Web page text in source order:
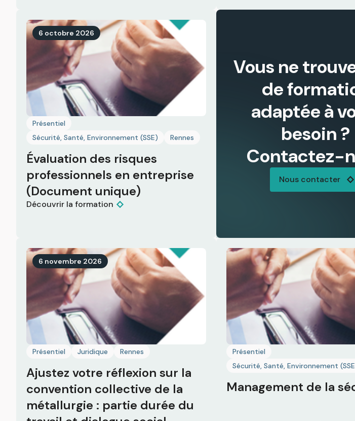
6 octobre 2026
Présentiel
Sécurité, Santé, Environnement (SSE)
Rennes
Évaluation des risques
professionnels en entreprise
(Document unique)
Découvrir la formation
Vous ne
de
adaptée à
besoin ?
Contactez-
Nous contacter
6 novembre 2026
Présentiel Juridique Rennes
Ajustez votre réflexion sur la
convention collective de la
métallurgie : partie durée du
Présentiel
Sécurité, Santé, Environnement
Management de la